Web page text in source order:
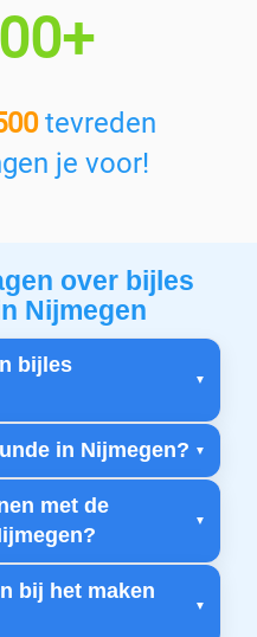
tevreden
je voor!
over bijles
Nijmegen
bijles
in Nijmegen?
met de
bij het maken